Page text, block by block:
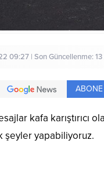
09:27 | Son Güncellenme:
kafa karıştırıcı
şeyler yapabiliyoruz.